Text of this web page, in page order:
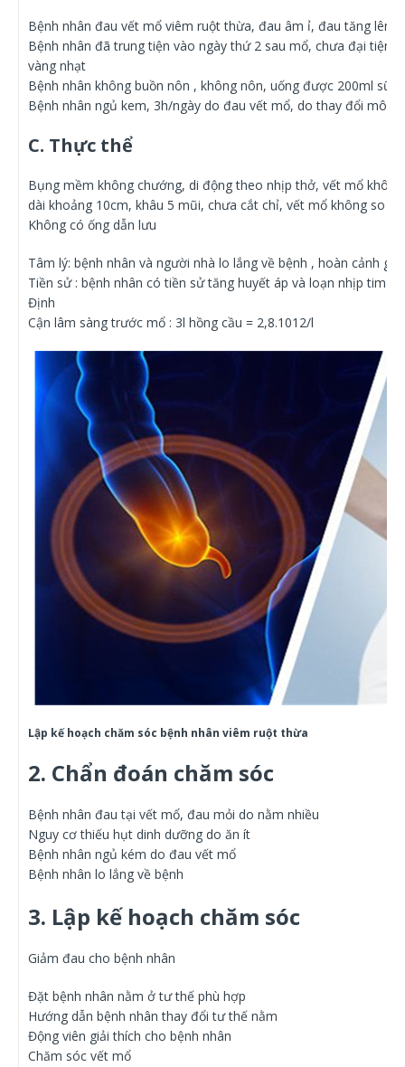
Bệnh nhân đau vết mổ viêm ruột thừa, đau âm ỉ, đau tăng lên
Bệnh nhân đã trung tiện vào ngày thứ 2 sau mổ, chưa đại
vàng nhạt
Bệnh nhân không buồn nôn , không nôn, uống được 200ml
Bệnh nhân ngủ kem, 3h/ngày do đau vết mổ, do thay đổi môi
C. Thực thể
Bụng mềm không chướng, di động theo nhịp thở, vết mổ khô,
dài khoảng 10cm, khâu 5 mũi, chưa cắt chỉ, vết mổ không so
Không có ống dẫn lưu
Tâm lý: bệnh nhân và người nhà lo lắng về bệnh , hoàn cảnh gia
Tiền sử : bệnh nhân có tiền sử tăng huyết áp và loạn nhịp tim ,
Định
Cận lâm sàng trước mổ : 3l hồng cầu = 2,8.1012/l
Lập kế hoạch chăm sóc bệnh nhân viêm ruột thừa
2. Chẩn đoán chăm sóc
Bệnh nhân đau tại vết mổ, đau mỏi do nằm nhiều
Nguy cơ thiếu hụt dinh dưỡng do ăn ít
Bệnh nhân ngủ kém do đau vết mổ
Bệnh nhân lo lắng về bệnh
3. Lập kế hoạch chăm sóc
Giảm đau cho bệnh nhân
Đặt bệnh nhân nằm ở tư thế phù hợp
Hướng dẫn bệnh nhân thay đổi tư thế nằm
Động viên giải thích cho bệnh nhân
Chăm sóc vết mổ